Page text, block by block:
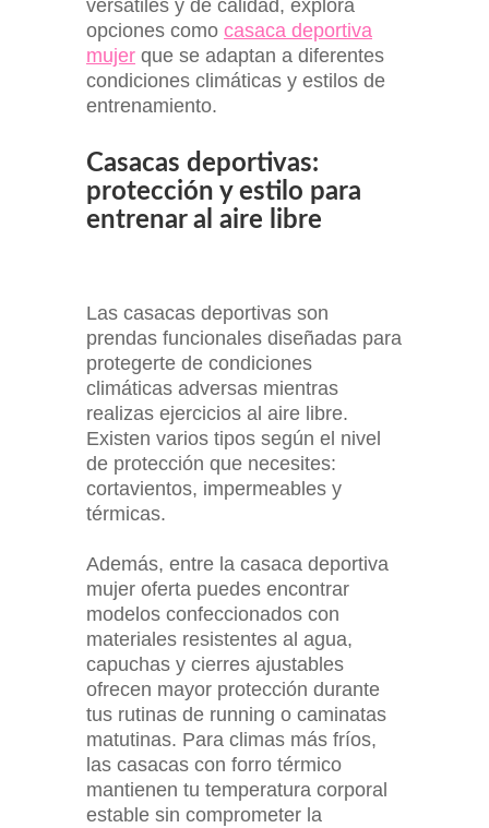
versátiles y de calidad, explora
opciones como casaca deportiva
mujer que se adaptan a diferentes
condiciones climáticas y estilos de
entrenamiento.
Casacas deportivas:
protección y estilo para
entrenar al aire libre
Las casacas deportivas son
prendas funcionales diseñadas para
protegerte de condiciones
climáticas adversas mientras
realizas ejercicios al aire libre.
Existen varios tipos según el nivel
de protección que necesites:
cortavientos, impermeables y
térmicas.
Además, entre la casaca deportiva
mujer oferta puedes encontrar
modelos confeccionados con
materiales resistentes al agua,
capuchas y cierres ajustables
ofrecen mayor protección durante
tus rutinas de running o caminatas
matutinas. Para climas más fríos,
las casacas con forro térmico
mantienen tu temperatura corporal
estable sin comprometer la